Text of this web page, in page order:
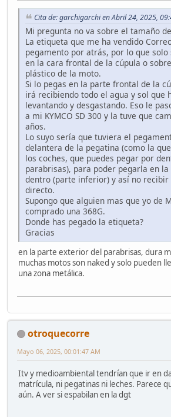
Cita de: garchigarchi en Abril 24, 2025,
Mi pregunta no va sobre el tamaño
La etiqueta que me ha vendido
pegamento por atrás, por lo que solo
en la cara frontal de la cúpula o
plástico de la moto.
Si lo pegas en la parte frontal de la
irá recibiendo todo el agua y sol que
levantando y desgastando. Eso le
a mi KYMCO SD 300 y la tuve que
años.
Lo suyo sería que tuviera el
delantera de la pegatina (como la
los coches, que puedes pegar por
parabrisas), para poder pegarla en
dentro (parte inferior) y así no recibir
directo.
Supongo que alguien mas que yo de
comprado una 368G.
Donde has pegado la etiqueta?
Gracias
en la parte exterior del parabrisas, dura
muchas motos son naked y solo pueden
una zona metálica.
otroquecorre
Mayo 06, 2025, 00:01:47 AM
Itv y medioambiental tendrían que ir en
matrícula, ni pegatinas ni leches. Parece
aún. A ver si espabilan en la dgt